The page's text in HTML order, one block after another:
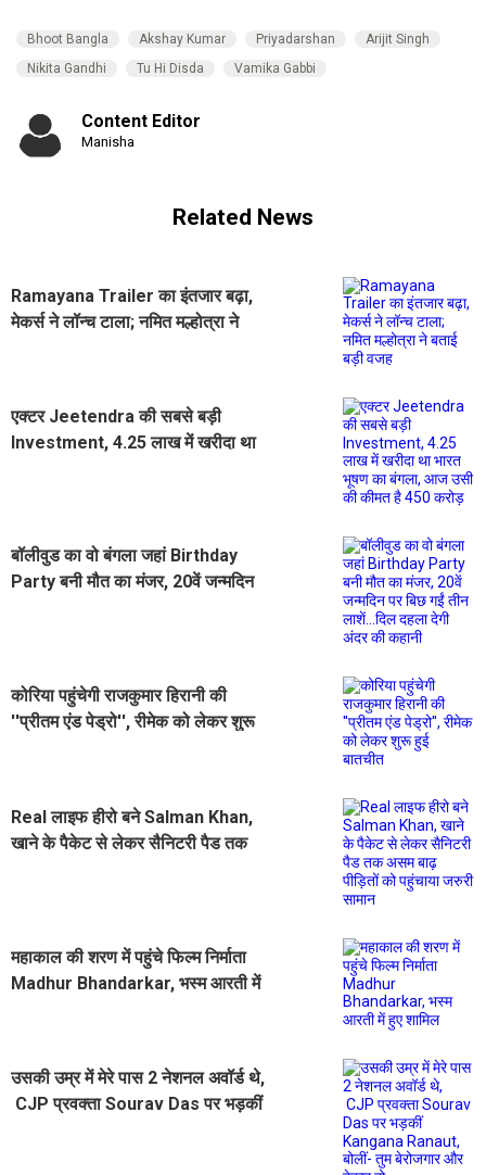
Bhoot Bangla Akshay Kumar Priyadarshan
Arijit Singh
Nikita Gandhi
Tu Hi Disda Vamika Gabbi
Content Editor
Manisha
Related News
Ramayana Trailer का इंतजार बढ़ा,
मेकर्स ने लॉन्च टाला; नमित मल्होत्रा ने
एक्टर Jeetendra की सबसे बड़ी
Investment, 4.25 लाख में खरीदा था
बॉलीवुड का वो बंगला जहां Birthday
Party बनी मौत का मंजर, 20वें जन्मदिन
कोरिया पहुंचेगी राजकुमार हिरानी की
''प्रीतम एंड पेड्रो'', रीमेक को लेकर शुरू
Real लाइफ हीरो बने Salman Khan,
खाने के पैकेट से लेकर सैनिटरी पैड तक
महाकाल की शरण में पहुंचे फिल्म निर्माता
Madhur Bhandarkar, भस्म आरती में
उसकी उम्र में मेरे पास 2 नेशनल अवॉर्ड थे,
CJP प्रवक्ता Sourav Das पर भड़कीं